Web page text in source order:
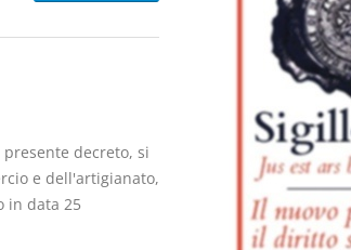
decreto, si
e dell'artigianato,
in data 25